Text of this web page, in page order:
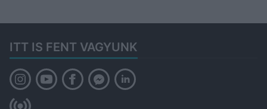
ITT IS FENT VAGYUNK